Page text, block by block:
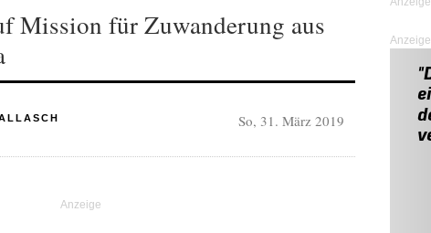
Mission für Zuwanderung aus
So, 31. März 2019
Anzeige